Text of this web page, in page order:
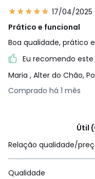
17/04/2025
Prático e funcional
Boa qualidade, prático
Eu recomendo
Maria , Alter do Chão,
Comprado há 1 mês
Útil
Relação qualidade/
Qualidade